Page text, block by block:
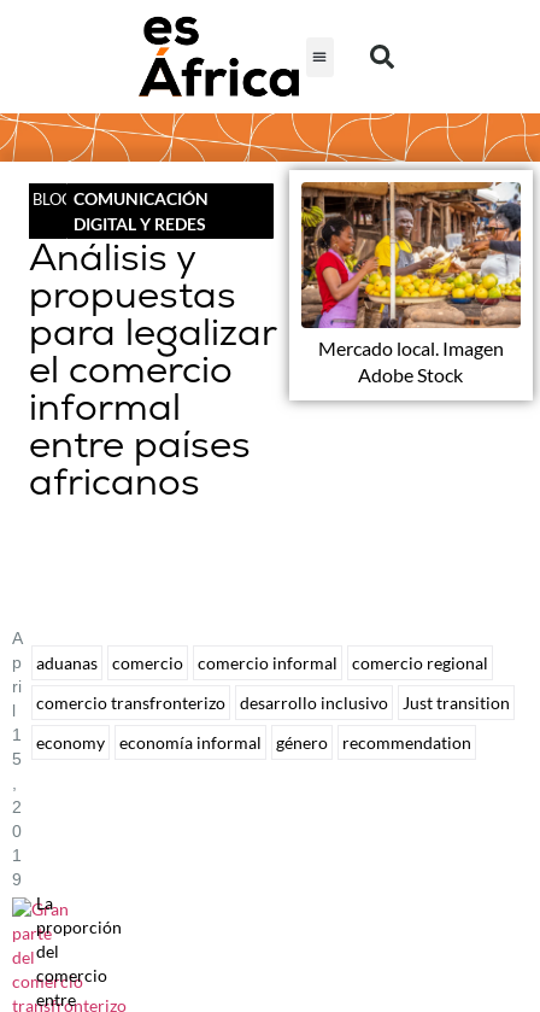
BLOG COMUNICACIÓN
DIGITAL Y REDES
Análisis y
propuestas
para legalizar
el comercio
informal
entre países
africanos
Mercado local. Imagen
Adobe Stock
A
P
Ri
L
1
5
2
0
1
9
La
proporción
del
comercio
entre
aduanas comercio comercio informal
comercio regional
comercio transfronterizo
desarrollo inclusivo
Just transition
economy
economía informal género recommendation